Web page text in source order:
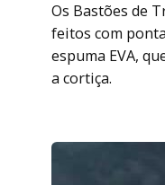
Os Bastões de
feitos com
espuma EVA,
a cortiça.